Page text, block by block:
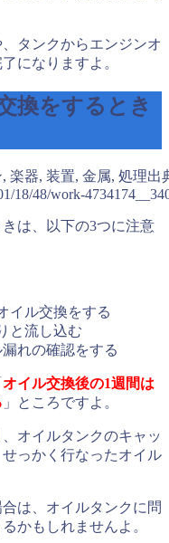
タンクからエンジンオ
になりますよ。
換をするとき
出
18/48/work-
は、以下の3つに注意
イル交換をする
と流し込む
れの確認をする
オイル交換後の1週間は
」ところですよ。
オイルタンクのキャッ
っかく行なったオイル
は、オイルタンクに問
かもしれませんよ。